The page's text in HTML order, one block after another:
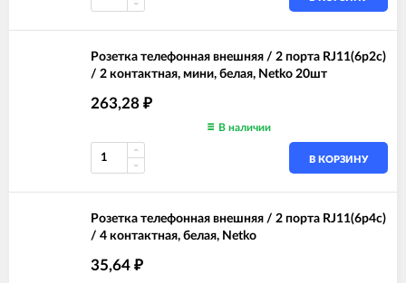
Розетка телефонная внешняя / 2 порта RJ11(6p2c)
/ 2 контактная, мини, белая, Netko 20шт
263,28 ₽
В наличии
В КОРЗИНУ
Розетка телефонная внешняя / 2 порта RJ11(6p4c)
/ 4 контактная, белая, Netko
35,64 ₽